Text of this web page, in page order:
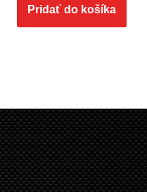
Pridať do košíka